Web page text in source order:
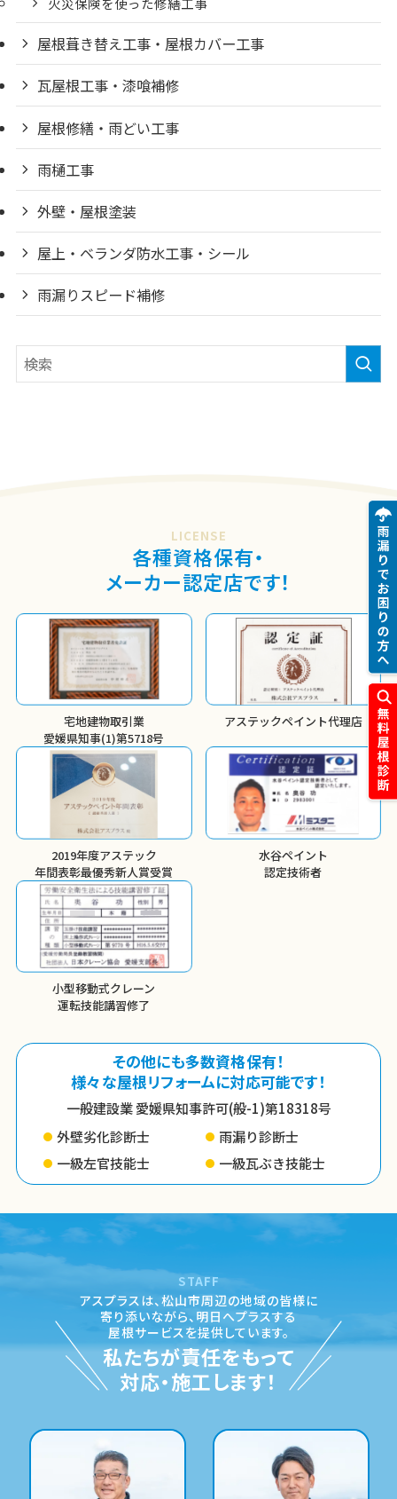
屋根葺き替え工事・屋根カバー工事
瓦屋根工事・漆喰補修
屋根修繕・雨どい工事
雨樋工事
外壁・屋根塗装
屋上・ベランダ防水工事・シール
雨漏りスピード補修
LICENSE
各種資格保有・
メーカー認定店です！
宅地建物取引業
愛媛県知事(1)第5718号
アステックペイント代理店
2019年度アステック
年間表彰最優秀新人賞受賞
水谷ペイント
認定技術者
小型移動式クレーン
運転技能講習修了
その他にも多数資格保有！
様々な屋根リフォームに対応可能です！
一般建設業 愛媛県知事許可(般-1)第18318号
外壁劣化診断士
雨漏り診断士
一級左官技能士
一級瓦ぶき技能士
STAFF
アスプラスは、松山市周辺の地域の皆様に
寄り添いながら、 明日へプラスする
屋根サービスを提供しています。
私たちが責任をもって
対応・施工します！